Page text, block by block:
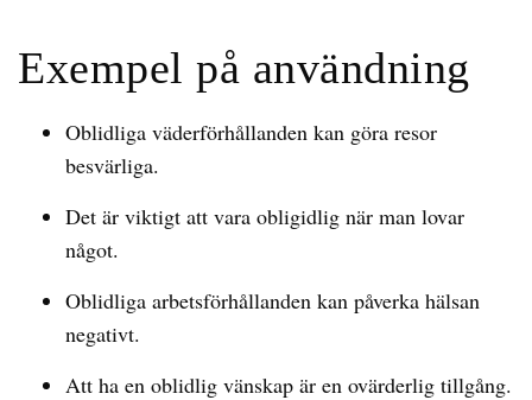
Exempel på användning
Oblidliga väderförhållanden kan göra resor
besvärliga.
Det är viktigt att vara obligidlig när man lovar
något.
Oblidliga arbetsförhållanden kan påverka hälsan
negativt.
Att ha en oblidlig vänskap är en ovärderlig tillgång.